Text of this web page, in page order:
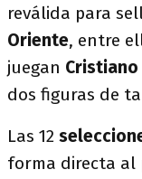
reválida para
Oriente, entre
juegan
dos figuras de
Las 12
forma directa al